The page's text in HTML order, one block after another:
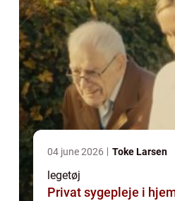
04 june 2026 Toke Larsen
legetøj
Privat sygepleje i hjemmet når